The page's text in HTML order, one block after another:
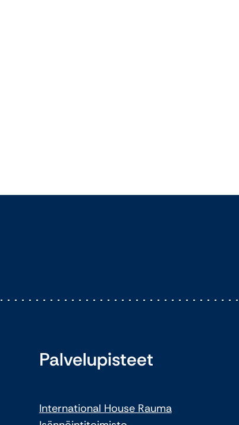
Palvelupisteet
International House Rauma